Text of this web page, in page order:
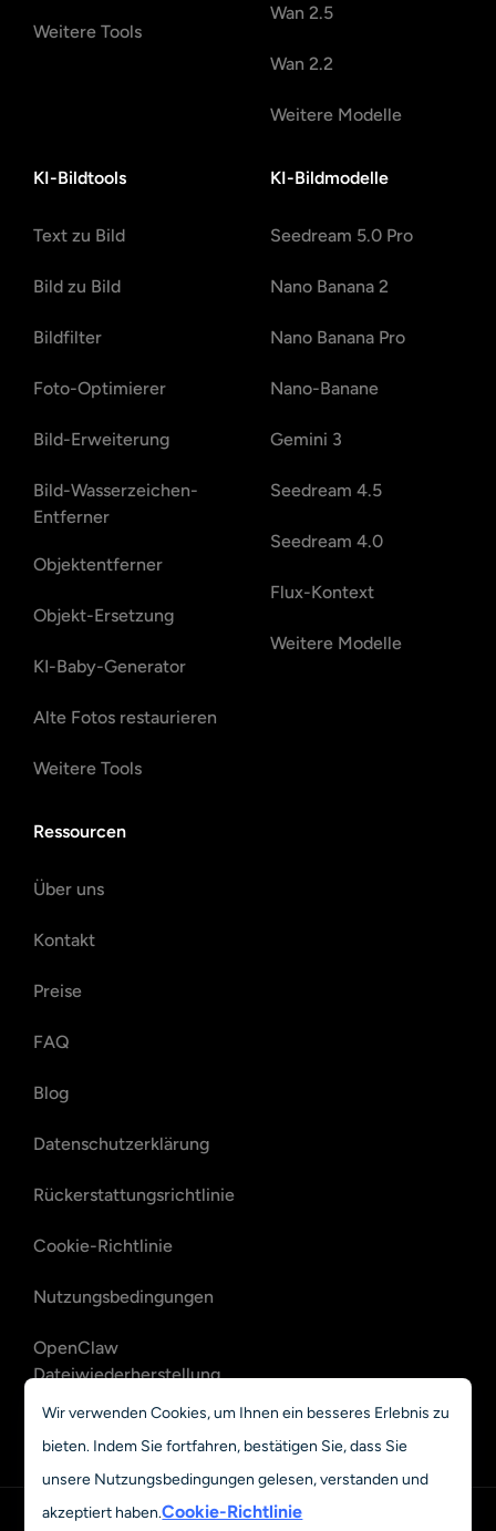
Weitere Tools
Wan 2.5
Wan 2.2
Weitere Modelle
KI-Bildtools
Text zu Bild
Bild zu Bild
Bildfilter
Foto-Optimierer
Bild-Erweiterung
Bild-Wasserzeichen-
Entferner
Objektentferner
Objekt-Ersetzung
KI-Baby-Generator
Alte Fotos restaurieren
Weitere Tools
KI-Bildmodelle
Seedream 5.0 Pro
Nano Banana 2
Nano Banana Pro
Nano-Banane
Gemini 3
Seedream 4.5
Seedream 4.0
Flux-Kontext
Weitere Modelle
Ressourcen
Über uns
Kontakt
Preise
FAQ
Blog
Datenschutzerklärung
Rückerstattungsrichtlinie
Cookie-Richtlinie
Nutzungsbedingungen
OpenClaw
Dateiwiederherstellung
OpenClaw E-Mail-
Wiederherstellung
Wir verwenden Cookies, um Ihnen ein besseres Erlebnis zu
bieten. Indem Sie fortfahren, bestätigen Sie, dass Sie
unsere Nutzungsbedingungen gelesen, verstanden und
akzeptiert haben.Cookie-Richtlinie